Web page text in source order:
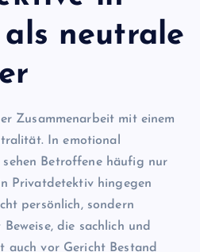
neutrale
Zusammenarbeit mit einem
In emotional
Betroffene häufig nur
Privatdetektiv hingegen
persönlich, sondern
die sachlich und
vor Gericht Bestand